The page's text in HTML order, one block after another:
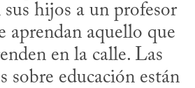
hijos a un profesor
aprendan aquello que
en la calle. Las
sobre educación están